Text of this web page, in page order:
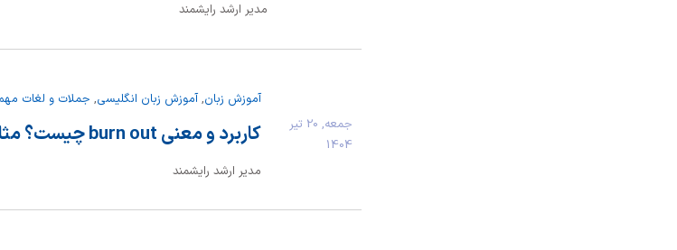
مدیر ارشد رایشمند
جمعه, 20 تیر
1404
آموزش زبان,آموزش زبان انگلیسی, جملات و لغات
کاربرد و معنی burn out چیست؟ مثال و عبارات مرتبط انگلیسی
مدیر ارشد رایشمند